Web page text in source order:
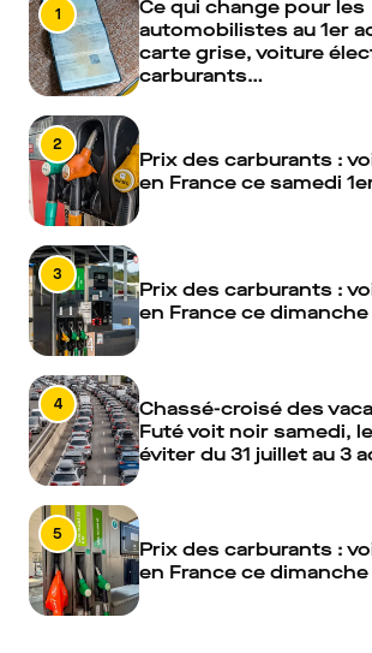
1
Ce qui change pour les
automobilistes au 1er
carte grise, voiture
carburants…
2
Prix des carburants :
en France ce samedi
3
Prix des carburants :
en France ce
4
Chassé-croisé des
Futé voit noir samedi,
éviter du 31 juillet au 3
5
Prix des carburants :
en France ce